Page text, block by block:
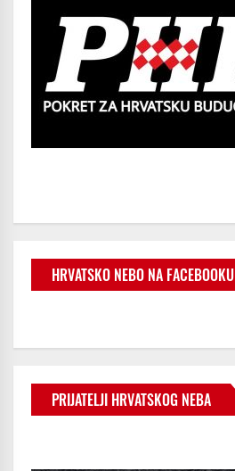
HRVATSKO NEBO NA FACEBOOKU
PRIJATELJI HRVATSKOG NEBA